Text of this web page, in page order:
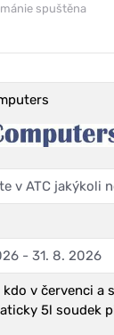
spuštěna
v ATC jakýkoli
- 31. 8. 2026
kdo v červenci a
5l soudek